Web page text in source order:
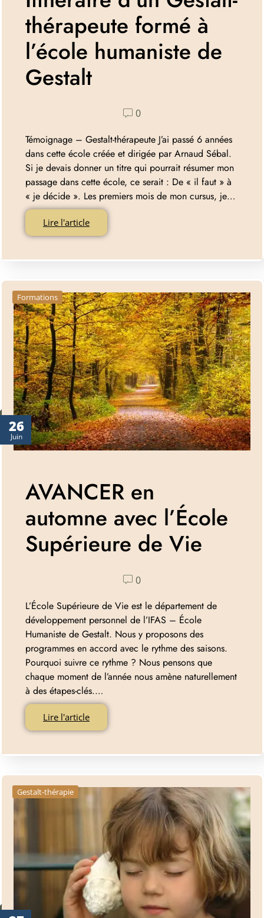
thérapeute formé à
l’école humaniste de
Gestalt
0
Témoignage – Gestalt-thérapeute J’ai passé 6 années
dans cette école créée et dirigée par Arnaud Sébal.
Si je devais donner un titre qui pourrait résumer mon
passage dans cette école, ce serait : De « il faut » à
« je décide ». Les premiers mois de mon cursus, je…
Lire l'article
26
Juin
Formations
AVANCER en
automne avec l’École
Supérieure de Vie
0
L’École Supérieure de Vie est le département de
développement personnel de l’IFAS – École
Humaniste de Gestalt. Nous y proposons des
programmes en accord avec le rythme des saisons.
Pourquoi suivre ce rythme ? Nous pensons que
chaque moment de l’année nous amène naturellement
à des étapes-clés.…
Lire l'article
Gestalt-thérapie